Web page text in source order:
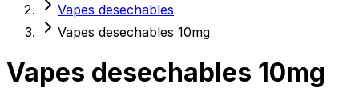
Vapes desechables
Vapes desechables 10mg
Vapes desechables 10mg